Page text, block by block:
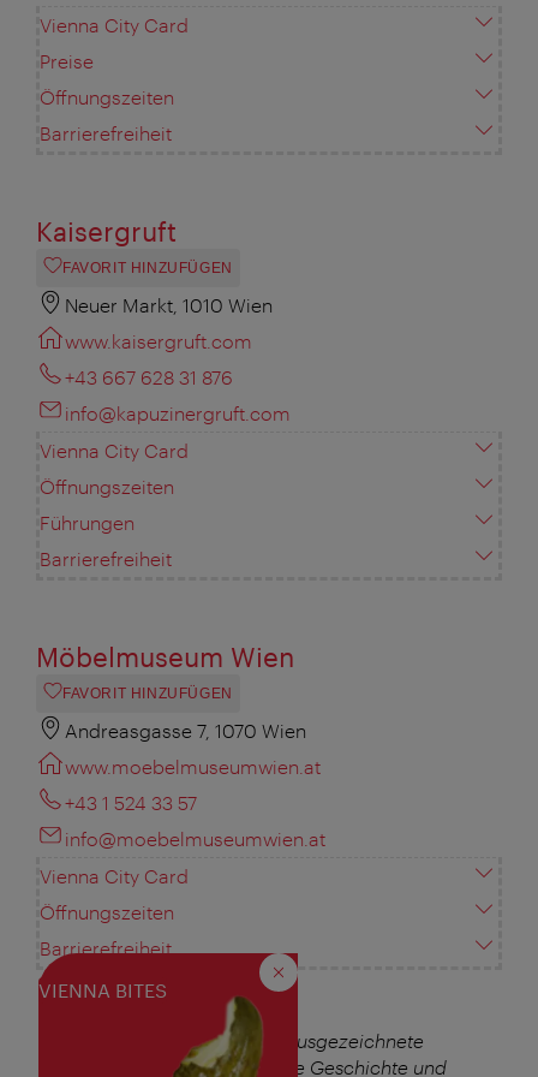
Vienna City Card
Preise
Öffnungszeiten
Barrierefreiheit
Kaisergruft
FAVORIT HINZUFÜGEN
Neuer Markt, 1010 Wien
www.kaisergruft.com
+43 667 628 31 876
info@kapuzinergruft.com
Vienna City Card
Öffnungszeiten
Führungen
Barrierefreiheit
Möbelmuseum Wien
FAVORIT HINZUFÜGEN
Andreasgasse 7, 1070 Wien
www.moebelmuseumwien.at
+43 1 524 33 57
info@moebelmuseumwien.at
Vienna City Card
Öffnungszeiten
Barrierefreiheit
www.habsburger.net
: ausgezeichnete
Informationsquelle über die Geschichte und
VIENNA BITES Schließen